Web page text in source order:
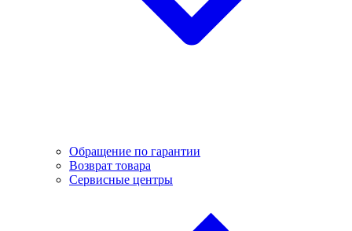
Обращение по гарантии
Возврат товара
Сервисные центры